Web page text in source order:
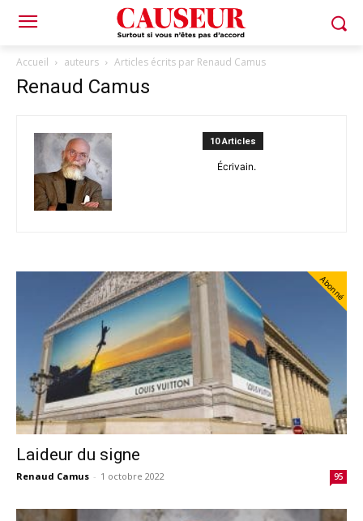
Accueil auteurs Articles écrits par Renaud Camus
Renaud Camus
10 Articles
Écrivain.
Abonné
Laideur du signe
Renaud Camus - 1 octobre 2022 95